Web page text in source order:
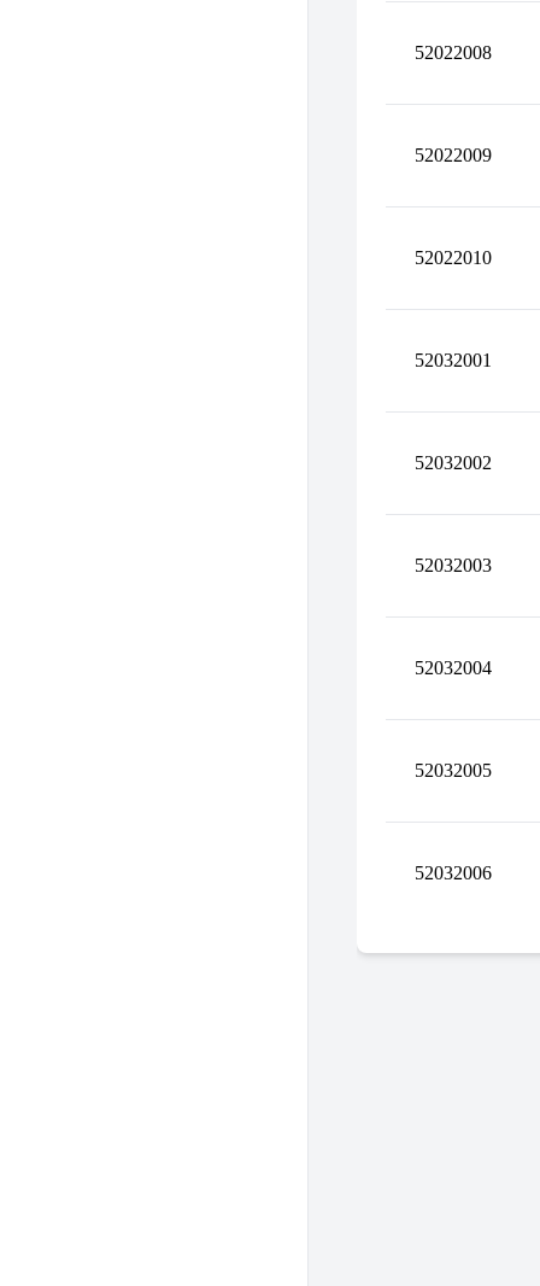
52022008
52022009
52022010
52032001
52032002
52032003
52032004
52032005
52032006